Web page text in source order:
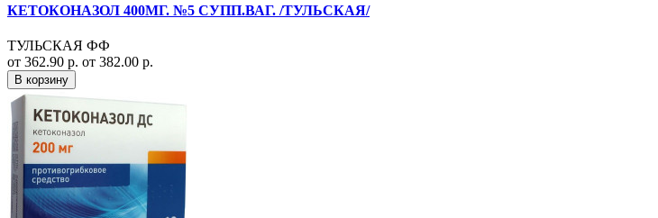
КЕТОКОНАЗОЛ 400МГ. №5 СУПП.ВАГ. /ТУЛЬСКАЯ/
ТУЛЬСКАЯ ФФ
от 362.90 р. от 382.00 р.
В корзину